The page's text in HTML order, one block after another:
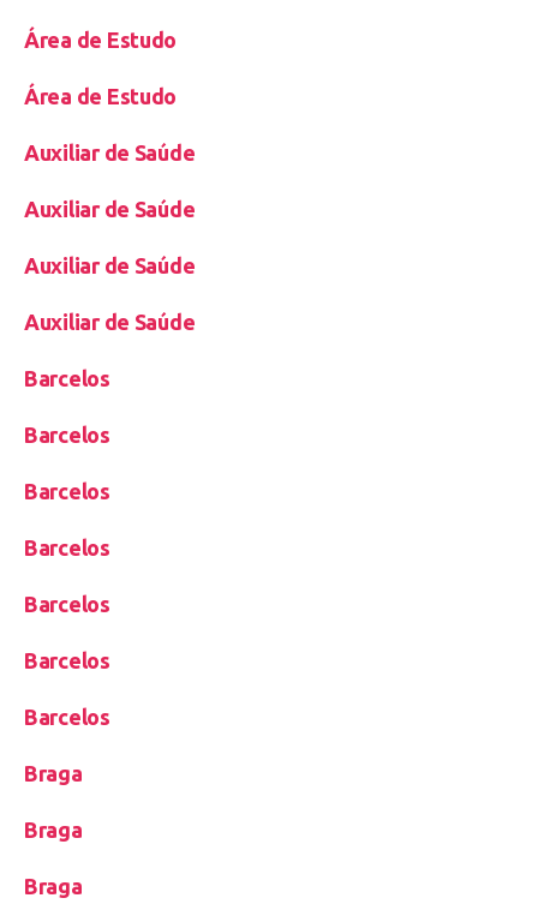
Área de Estudo
Área de Estudo
Auxiliar de Saúde
Auxiliar de Saúde
Auxiliar de Saúde
Auxiliar de Saúde
Barcelos
Barcelos
Barcelos
Barcelos
Barcelos
Barcelos
Barcelos
Braga
Braga
Braga